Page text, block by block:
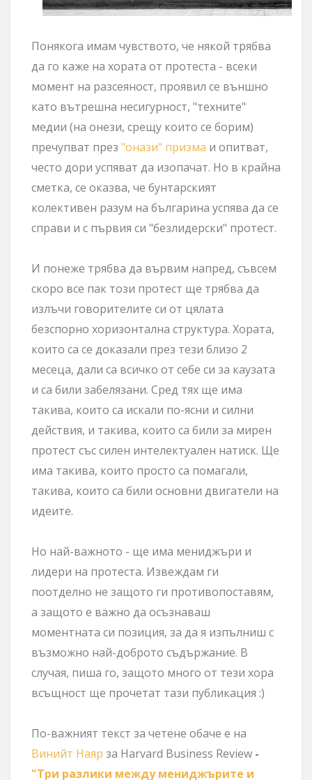
Понякога имам чувството, че някой трябва
да го каже на хората от протеста - всеки
момент на разсеяност, проявил се външно
като вътрешна несигурност, "техните"
медии (на онези, срещу които се борим)
пречупват през "онази" призма и опитват,
често дори успяват да изопачат. Но в крайна
сметка, се оказва, че бунтарският
колективен разум на българина успява да се
справи и с първия си "безлидерски" протест.
И понеже трябва да вървим напред, съвсем
скоро все пак този протест ще трябва да
излъчи говорителите си от цялата
безспорно хоризонтална структура. Хората,
които са се доказали през тези близо 2
месеца, дали са всичко от себе си за каузата
и са били забелязани. Сред тях ще има
такива, които са искали по-ясни и силни
действия, и такива, които са били за мирен
протест със силен интелектуален натиск. Ще
има такива, които просто са помагали,
такива, които са били основни двигатели на
идеите.
Но най-важното - ще има мениджъри и
лидери на протеста. Извеждам ги
поотделно не защото ги противопоставям,
а защото е важно да осъзнаваш
моментната си позиция, за да я изпълниш с
възможно най-доброто съдържание. В
случая, пиша го, защото много от тези хора
всъщност ще прочетат тази публикация :)
По-важният текст за четене обаче е на
Винийт Наяр за Harvard Business Review -
"Три разлики между мениджърите и